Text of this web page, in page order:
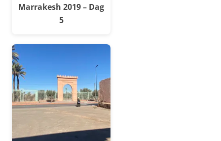
Marrakesh 2019 – Dag
5